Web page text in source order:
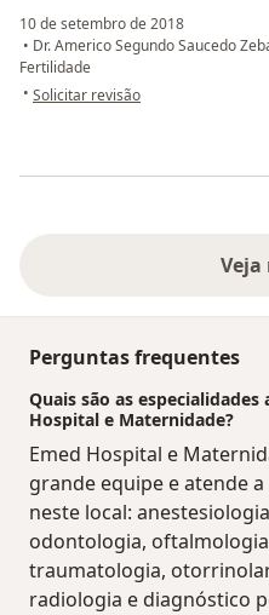
10 de setembro de 2018
• Dr. Americo Segundo Saucedo
Fertilidade
• na opinião do utilizador Sua conta
Solicitar revisão
Veja
Perguntas frequentes
Quais são as
Hospital e Maternidade?
Emed Hospital e
grande equipe e atende
neste local:
odontologia,
traumatologia,
radiologia e diagnóstico